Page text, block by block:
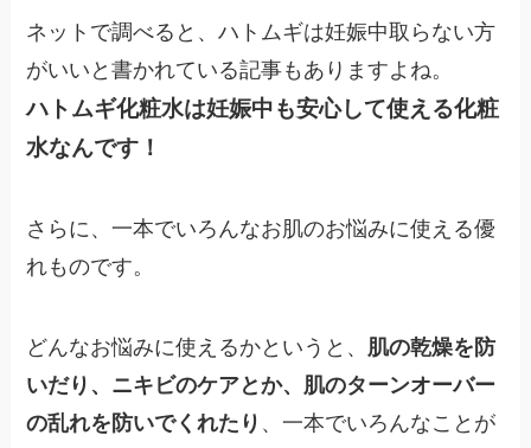
ネットで調べると、ハトムギは妊娠中取らない方
がいいと書かれている記事もありますよね。
ハトムギ化粧水は妊娠中も安心して使える化粧
水なんです！
さらに、一本でいろんなお肌のお悩みに使える優
れものです。
どんなお悩みに使えるかというと、 肌の乾燥を防
いだり、ニキビのケアとか、肌のターンオーバー
の乱れを防いでくれたり 、一本でいろんなことが